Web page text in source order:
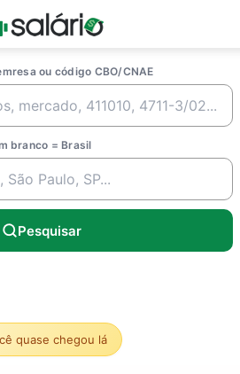
ou código CBO/CNAE
branco = Brasil
Pesquisar
quase chegou lá